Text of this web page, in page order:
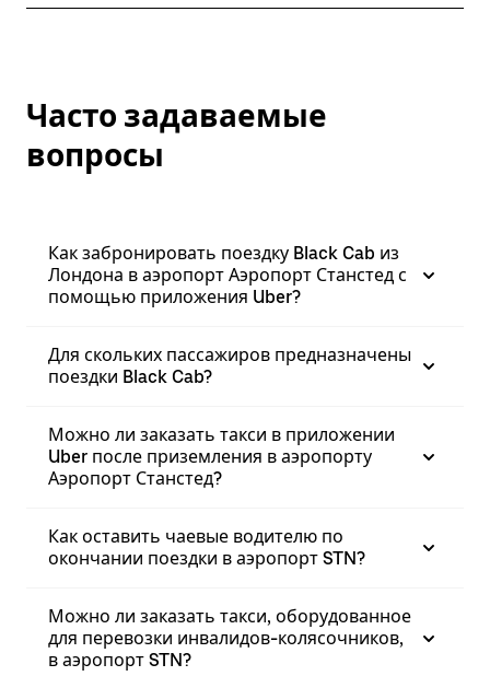
Часто задаваемые
вопросы
Как забронировать поездку Black Cab из
Лондона в аэропорт Аэропорт Станстед с
помощью приложения Uber?
Для скольких пассажиров предназначены
поездки Black Cab?
Можно ли заказать такси в приложении
Uber после приземления в аэропорту
Аэропорт Станстед?
Как оставить чаевые водителю по
окончании поездки в аэропорт STN?
Можно ли заказать такси, оборудованное
для перевозки инвалидов-колясочников,
в аэропорт STN?